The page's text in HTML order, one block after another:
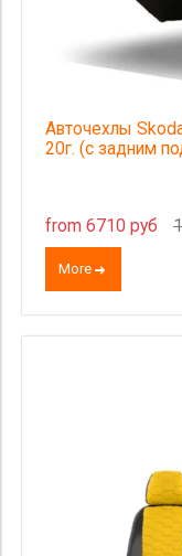
Авточехлы
20г. (с задним
from 6710 руб
More